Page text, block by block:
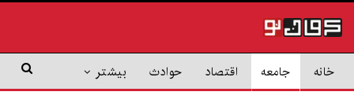
خانه جامعه اقتصاد حوادث بیشتر